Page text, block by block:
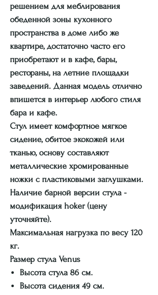
решением для меблирования
обеденной зоны кухонного
пространства в доме либо же
квартире, достаточно часто его
приобретают и в кафе, бары,
рестораны, на летние площадки
заведений. Данная модель отлично
впишется в интерьер любого стиля
бара и кафе.
Стул имеет комфортное мягкое
сидение, обитое экокожей или
тканью, основу составляют
металлические хромированные
ножки с пластиковыми заглушками.
Наличие барной версии стула -
модификация hoker (цену
уточняйте).
Максимальная нагрузка по весу 120
кг.
Размер стула Venus
Высота стула 86 см.
Высота сидения 49 см.